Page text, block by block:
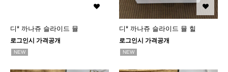
디* 까나쥬 슬라이드 뮬
로그인시 가격공개
NEW
디* 까나쥬 슬라이드 뮬 힐
로그인시 가격공개
NEW